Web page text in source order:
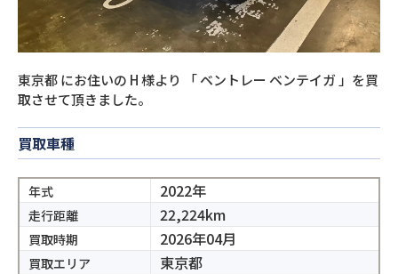
東京都にお住いの H様より 「ベントレー ベンテイガ 」を買
取させて頂きました。
買取車種
年式 2022年
走行距離 22,224km
買取時期 2026年04月
買取エリア 東京都